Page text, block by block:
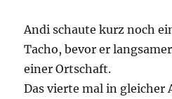
Andi schaute kurz noch
Tacho, bevor er
einer Ortschaft.
Das vierte mal in gleicher